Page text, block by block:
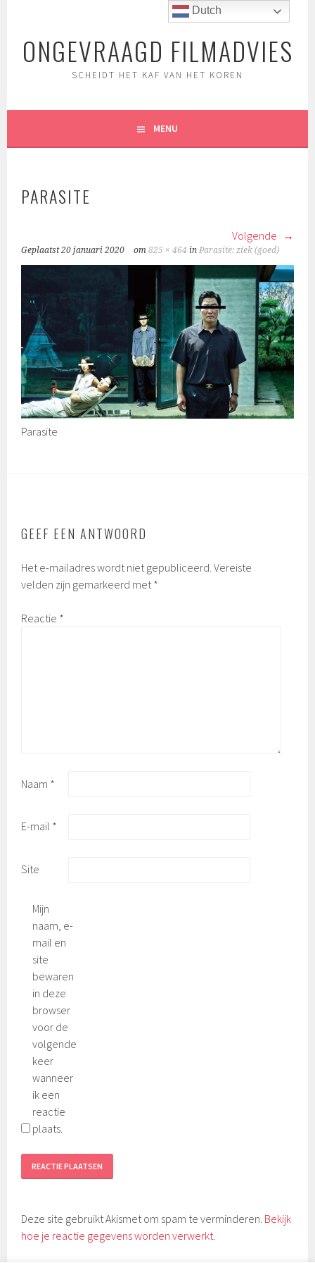
inhoudONGEVRAAGD FILMADVIES
SCHEIDT HET KAF VAN HET KOREN
MENU
PARASITE
Volgende
Geplaatst20 januari 2020 om825 × 464 inParasite: ziek (goed)
Parasite
GEEF EEN ANTWOORD
Het e-mailadres wordt niet gepubliceerd. Vereiste
velden zijn gemarkeerd met *
Reactie *
Naam *
E-mail *
Site
Mijn
naam, e-
mail en
site
bewaren
in deze
browser
voor de
volgende
keer
wanneer
ik een
reactie
plaats.
Deze site gebruikt Akismet om spam te verminderen. Bekijk
hoe je reactie gegevens worden verwerkt
Dutch